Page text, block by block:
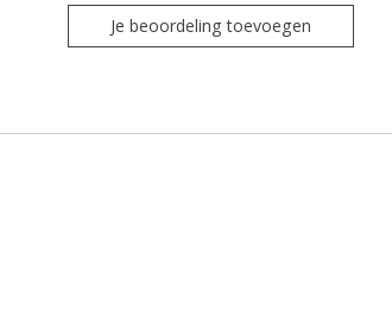
Je beoordeling toevoegen